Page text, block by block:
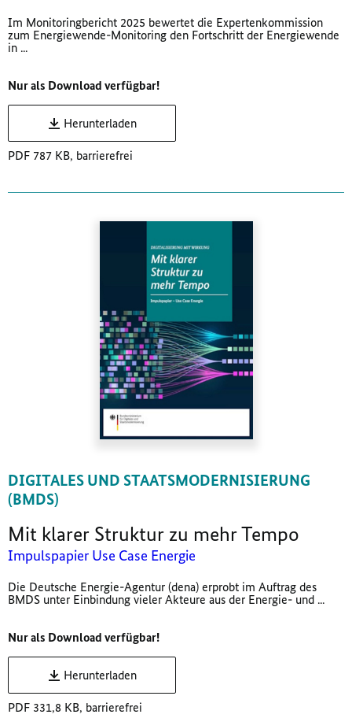
Im Monitoringbericht 2025 bewertet die Expertenkommission
zum Energiewende-Monitoring den Fortschritt der Energiewende
in ...
Nur als Download verfügbar!
Herunterladen
PDF 787 KB, barrierefrei
DIGITALES UND STAATSMODERNISIERUNG
(BMDS)
Mit klarer Struktur zu mehr Tempo
Impulspapier Use Case Energie
Die Deutsche Energie-Agentur (dena) erprobt im Auftrag des
BMDS unter Einbindung vieler Akteure aus der Energie- und ...
Nur als Download verfügbar!
Herunterladen
PDF 331,8 KB, barrierefrei